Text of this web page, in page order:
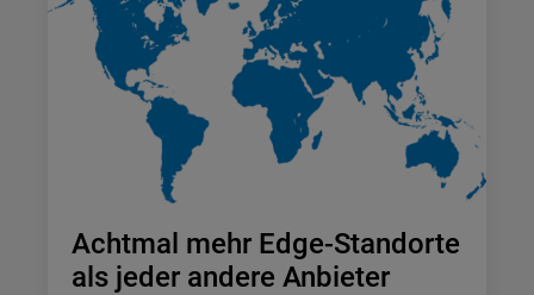
Achtmal mehr Edge-Standorte
als jeder andere Anbieter